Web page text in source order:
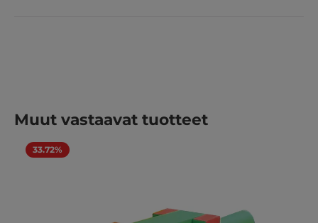
Ohita tuotegalleria
Muut vastaavat tuotteet
33.72%